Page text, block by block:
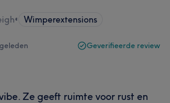
• Wimperextensions
Geverifieerde review
Ze geeft ruimte voor rust en